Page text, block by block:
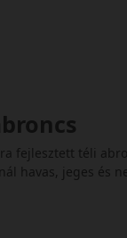
fejlesztett téli
havas, jeges és